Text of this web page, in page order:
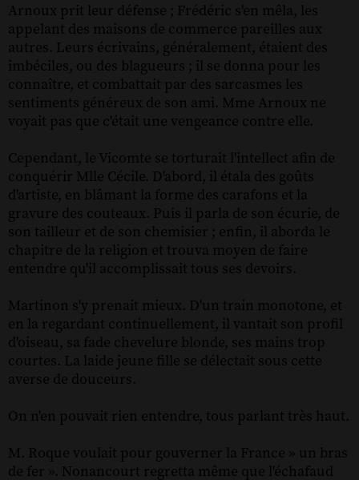
Arnoux prit leur défense ; Frédéric s'en mêla, les
appelant des maisons de commerce pareilles aux
autres. Leurs écrivains, généralement, étaient des
imbéciles, ou des blagueurs ; il se donna pour les
connaître, et combattait par des sarcasmes les
sentiments généreux de son ami. Mme Arnoux ne
voyait pas que c'était une vengeance contre elle.
Cependant, le Vicomte se torturait l'intellect afin de
conquérir Mlle Cécile. D'abord, il étala des goûts
d'artiste, en blâmant la forme des carafons et la
gravure des couteaux. Puis il parla de son écurie, de
son tailleur et de son chemisier ; enfin, il aborda le
chapitre de la religion et trouva moyen de faire
entendre qu'il accomplissait tous ses devoirs.
Martinon s'y prenait mieux. D'un train monotone, et
en la regardant continuellement, il vantait son profil
d'oiseau, sa fade chevelure blonde, ses mains trop
courtes. La laide jeune fille se délectait sous cette
averse de douceurs.
On n'en pouvait rien entendre, tous parlant très haut.
M. Roque voulait pour gouverner la France » un bras
de fer ». Nonancourt regretta même que l'échafaud